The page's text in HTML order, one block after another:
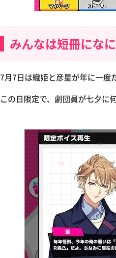
みんなは短冊にな
7月7日は織姫と彦星が年に一度
この日限定で、劇団員が七夕に